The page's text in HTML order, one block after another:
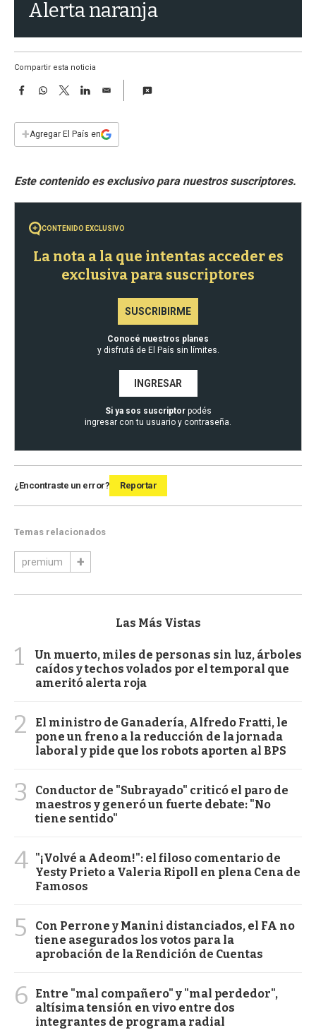
Alerta naranja
Compartir esta noticia
F
e
b
k
W
s
p
T
w
t
L
n
E
i
l
+Agregar El País en
CONTENIDO EXCLUSIVO
La nota a la que intentas acceder es
exclusiva para suscriptores
SUSCRIBIRME
Conocé nuestros planes
y disfrutá de El País sin límites.
INGRESAR
Si ya sos suscriptorpodés
ingresar con tu usuario y contraseña.
¿Encontraste un error? Reportar
Temas relacionados
premium
Las Más Vistas
1
Un muerto, miles de personas sin luz, árboles
caídos y techos volados por el temporal que
ameritó alerta roja
2
El ministro de Ganadería, Alfredo Fratti, le
pone un freno a la reducción de la jornada
laboral y pide que los robots aporten al BPS
3
Conductor de "Subrayado" criticó el paro de
maestros y generó un fuerte debate: "No
tiene sentido"
4 "¡Volvé a Adeom!": el filoso comentario de
Yesty Prieto a Valeria Ripoll en plena Cena de
Famosos
5
Con Perrone y Manini distanciados, el FA no
tiene asegurados los votos para la
aprobación de la Rendición de Cuentas
6
Entre "mal compañero" y "mal perdedor",
altísima tensión en vivo entre dos
integrantes de programa radial